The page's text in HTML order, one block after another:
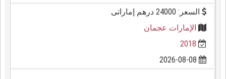
السعر: 24000 درهم إماراتى
الإمارات عجمان
2018